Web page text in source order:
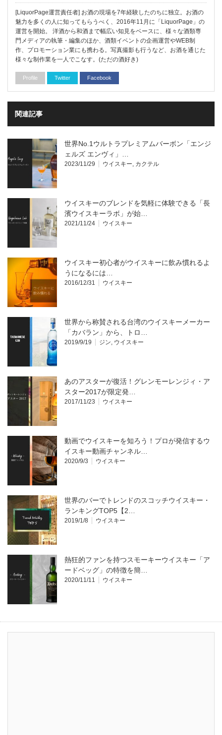
[LiquorPage運営責任者] お酒の現場を7年経験したのちに独立。お酒の
魅力を多くの人に知ってもらうべく、2016年11月に「LiquorPage」の
運営を開始。 洋酒から和酒まで幅広い知見をベースに、様々な酒類専
門メディアの執筆・編集のほか、酒類イベントの企画運営やWEB制
作、プロモーション業にも携わる。写真撮影も行うなど、お酒を通じた
様々な制作業を一人でこなす。(ただの酒好き)
Profile Twitter Facebook
関連記事
世界No.1ウルトラプレミアムバーボン「エンジ
ェルズ エンヴィ」…
2023/11/29 ウイスキー, カクテル
ウイスキーのブレンドを気軽に体験できる「長
濱ウイスキーラボ」が始…
2021/11/24 ウイスキー
ウイスキー初心者がウイスキーに飲み慣れるよ
うになるには…
2016/12/31 ウイスキー
世界から称賛される台湾のウイスキーメーカー
「カバラン」から、トロ…
2019/9/19 ジン, ウイスキー
あのアスターが復活！グレンモーレンジィ・ア
スター2017が限定発…
2017/11/23 ウイスキー
動画でウイスキーを知ろう！プロが発信するウ
イスキー動画チャンネル…
2020/9/3 ウイスキー
世界のバーでトレンドのスコッチウイスキー・
ランキングTOP5【2…
2019/1/8 ウイスキー
熱狂的ファンを持つスモーキーウイスキー「ア
ードベッグ」の特徴を簡…
2020/11/11 ウイスキー